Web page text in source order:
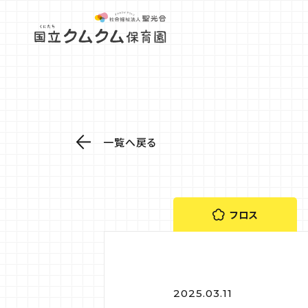
一覧へ戻る
フロス
2025.03.11